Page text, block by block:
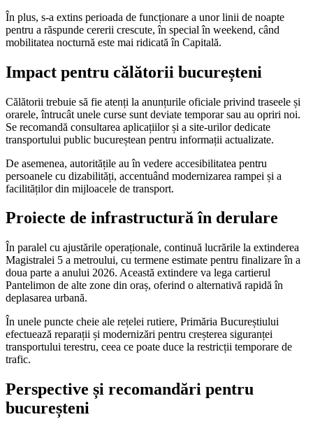
În plus, s-a extins perioada de funcționare a unor linii de noapte
pentru a răspunde cererii crescute, în special în weekend, când
mobilitatea nocturnă este mai ridicată în Capitală.
Impact pentru călătorii bucureșteni
Călătorii trebuie să fie atenți la anunțurile oficiale privind traseele și
orarele, întrucât unele curse sunt deviate temporar sau au opriri noi.
Se recomandă consultarea aplicațiilor și a site-urilor dedicate
transportului public bucureștean pentru informații actualizate.
De asemenea, autoritățile au în vedere accesibilitatea pentru
persoanele cu dizabilități, accentuând modernizarea rampei și a
facilităților din mijloacele de transport.
Proiecte de infrastructură în derulare
În paralel cu ajustările operaționale, continuă lucrările la extinderea
Magistralei 5 a metroului, cu termene estimate pentru finalizare în a
doua parte a anului 2026. Această extindere va lega cartierul
Pantelimon de alte zone din oraș, oferind o alternativă rapidă în
deplasarea urbană.
În unele puncte cheie ale rețelei rutiere, Primăria Bucureștiului
efectuează reparații și modernizări pentru creșterea siguranței
transportului terestru, ceea ce poate duce la restricții temporare de
trafic.
Perspective și recomandări pentru
bucureșteni